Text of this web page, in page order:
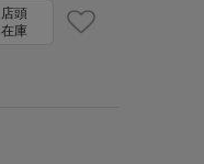
店頭
在庫